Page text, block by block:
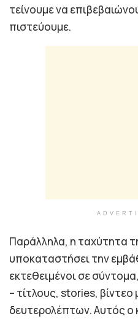
τείνουμε να
πιστεύουμε.
Παράλληλα, η ταχύτητα
υποκαταστήσει την
εκτεθειμένοι σε
– τίτλους, stories, βίντεο
δευτερολέπτων. Αυτός ο